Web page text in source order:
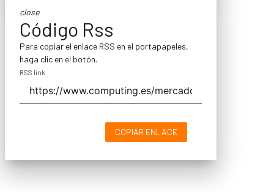
close
Código Rss
Para copiar el enlace RSS en el portapapeles,
haga clic en el botón.
RSS link
COPIAR ENLACE